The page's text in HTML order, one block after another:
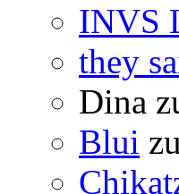
INVS
they
Dina
Blui zu